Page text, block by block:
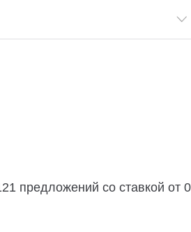
предложений со ставкой от